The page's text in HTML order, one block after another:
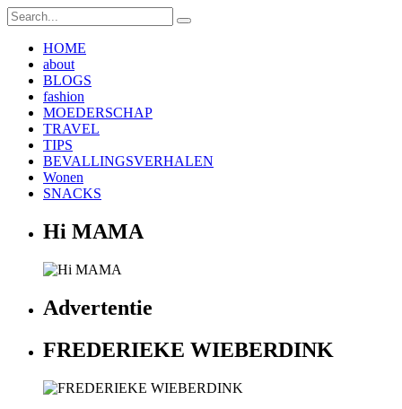
HOME
about
BLOGS
fashion
MOEDERSCHAP
TRAVEL
TIPS
BEVALLINGSVERHALEN
Wonen
SNACKS
Hi MAMA
Advertentie
FREDERIEKE WIEBERDINK